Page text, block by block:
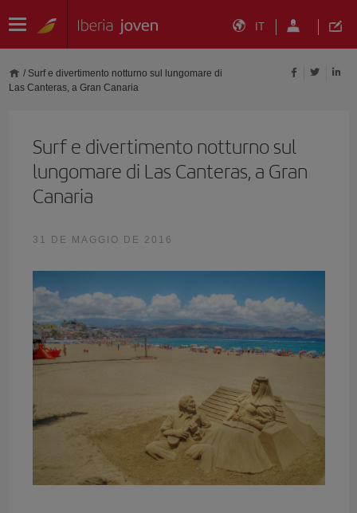
IT
/ Surf e divertimento notturno sul lungomare di
Las Canteras, a Gran Canaria
Surf e divertimento notturno sul
lungomare di Las Canteras, a Gran
Canaria
31 DE MAGGIO DE 2016